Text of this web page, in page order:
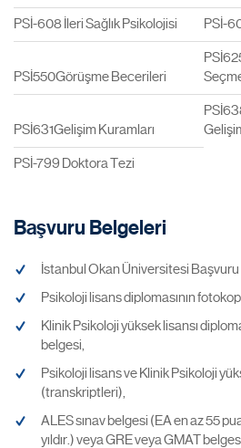
PSİ-608 İleri Sağlık Psikolojisi PSİ-
PSİ550Görüşme Becerileri
PSİ631Gelişim Kuramları
PSİ-799 Doktora Tezi
Başvuru Belgeleri
İstanbul Okan Üniversitesi
Psikoloji lisans diplomasının
Klinik Psikoloji yüksek lisansı
belgesi,
Psikoloji lisans ve Klinik Psikoloji
(transkriptleri),
ALES sınav belgesi (EA en az 55
yıldır.) veya GRE veya GMAT